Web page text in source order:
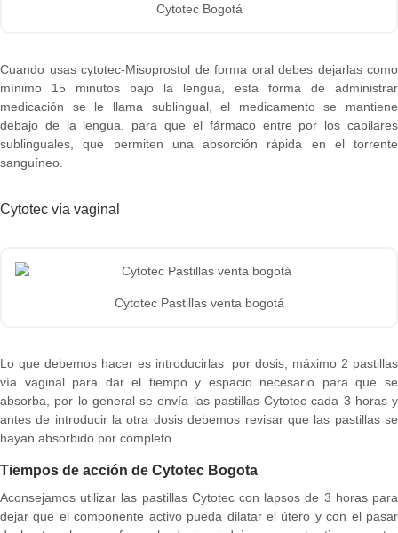
Cytotec Bogotá
Cuando usas cytotec-Misoprostol de forma oral debes dejarlas como
mínimo 15 minutos bajo la lengua, esta forma de administrar
medicación se le llama sublingual, el medicamento se mantiene
debajo de la lengua, para que el fármaco entre por los capilares
sublinguales, que permiten una absorción rápida en el torrente
sanguíneo.
Cytotec vía vaginal
Cytotec Pastillas venta bogotá
Lo que debemos hacer es introducirlas por dosis, máximo 2 pastillas
vía vaginal para dar el tiempo y espacio necesario para que se
absorba, por lo general se envía las pastillas Cytotec cada 3 horas y
antes de introducir la otra dosis debemos revisar que las pastillas se
hayan absorbido por completo.
Tiempos de acción de Cytotec Bogota
Aconsejamos utilizar las pastillas Cytotec con lapsos de 3 horas para
dejar que el componente activo pueda dilatar el útero y con el pasar